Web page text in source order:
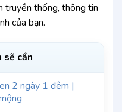
truyền thống, thông tin
của bạn.
sẽ cần
2 ngày 1 đêm |